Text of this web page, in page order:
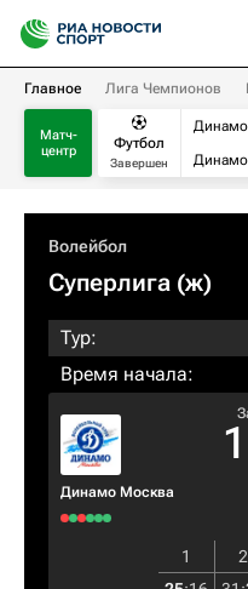
Главное Лига Чемпионов
Матч-
центр
Футбол
Завершен
Динамо
Волейбол
Суперлига (ж)
Тур:
Время начала:
Динамо Москва
1
1 2